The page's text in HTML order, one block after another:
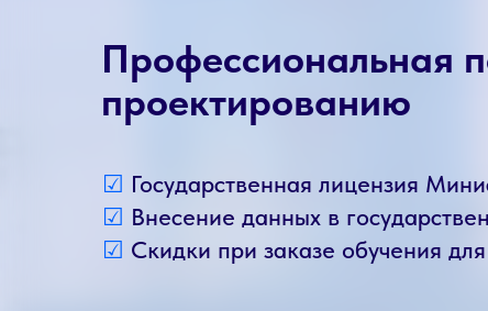
Профессиональная
проектированию
☑ Государственная лицензия
☑ Внесение данных в
☑ Скидки при заказе обучения